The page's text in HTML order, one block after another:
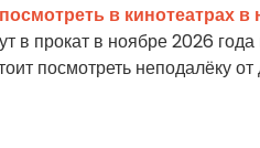
в кинотеатрах в
в прокат в ноябре 2026
посмотреть неподалёку